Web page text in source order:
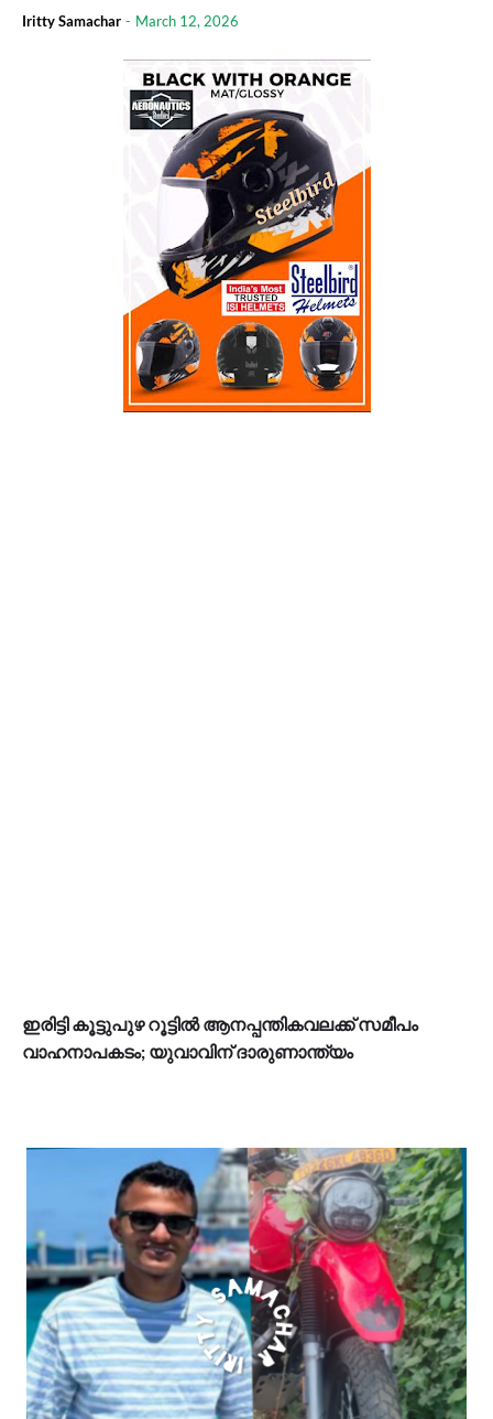
Iritty Samachar - March 12, 2026
ഇരിട്ടി കൂട്ടുപുഴ റൂട്ടിൽ ആനപ്പന്തികവലക്ക് സമീപം
വാഹനാപകടം; യുവാവിന് ദാരുണാന്ത്യം